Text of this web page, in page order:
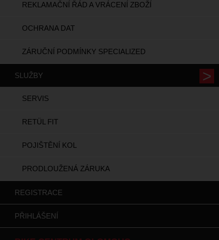
REKLAMAČNÍ ŘÁD A VRÁCENÍ ZBOŽÍ
OCHRANA DAT
ZÁRUČNÍ PODMÍNKY SPECIALIZED
SLUŽBY
SERVIS
RETÜL FIT
POJIŠTĚNÍ KOL
PRODLOUŽENÁ ZÁRUKA
REGISTRACE
PŘIHLÁŠENÍ